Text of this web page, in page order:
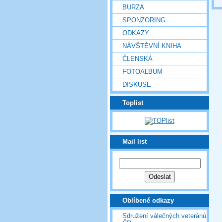
BURZA
SPONZORING
ODKAZY
NÁVŠTĚVNÍ KNIHA
ČLENSKÁ
FOTOALBUM
DISKUSE
Toplist
Mail list
Oblíbené odkazy
Sdružení válečných veteránů